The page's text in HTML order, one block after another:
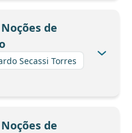
de
Secassi Torres
de